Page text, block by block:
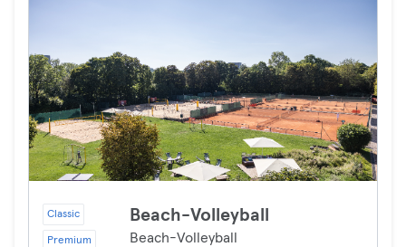
Classic
Premium
Beach-Volleyball
Beach-Volleyball